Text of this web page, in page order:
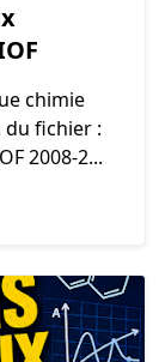
chimie
du fichier :
2008-2...